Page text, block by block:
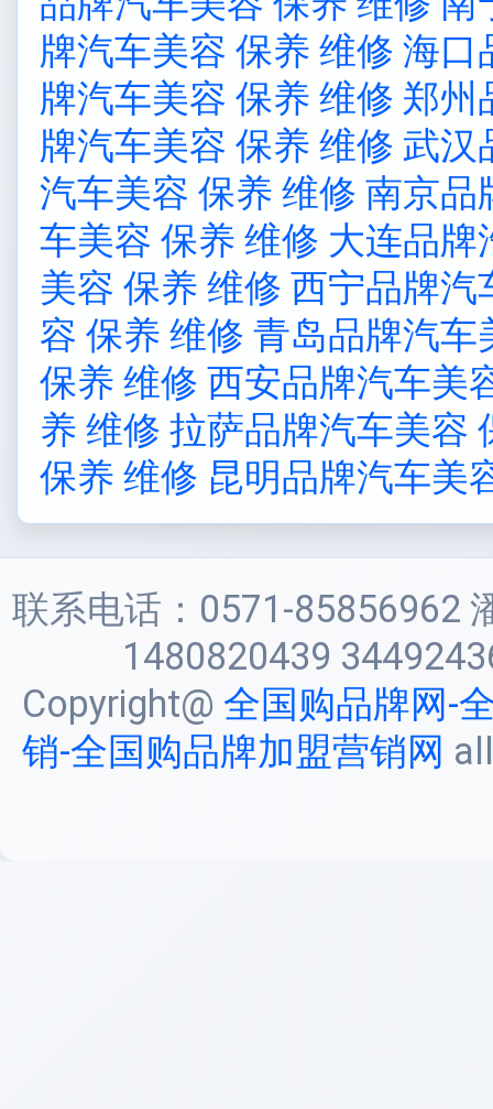
牌汽车美容 保养 维修 海口
牌汽车美容 保养 维修 郑州
牌汽车美容 保养 维修 武汉
汽车美容 保养 维修 南京品
车美容 保养 维修 大连品牌
美容 保养 维修 西宁品牌汽
容 保养 维修 青岛品牌汽车
保养 维修 西安品牌汽车美
养 维修 拉萨品牌汽车美容
保养 维修 昆明品牌汽车美
联系电话：0571-85856962
1480820439
Copyright@ 全国购品牌网-
销-全国购品牌加盟营销网